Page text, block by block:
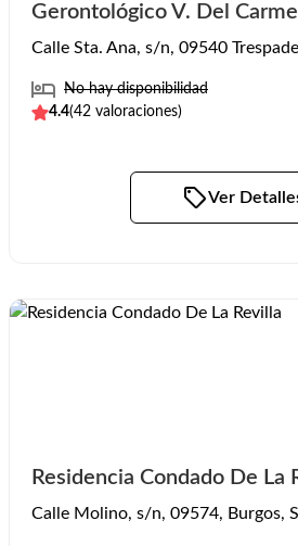
Gerontológico V. Del
Calle Sta. Ana, s/n, 09540
No hay disponibilidad
4.4(42 valoraciones)
Ver
Residencia Condado De La
Calle Molino, s/n, 09574, Burgos,